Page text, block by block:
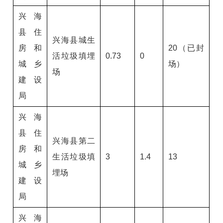
兴海
县住
房和
城乡
建设
局
兴海县城生
活垃圾填埋
场
0.73 0
20（已封
场）
兴海
县住
房和
城乡
建设
局
兴海县第二
生活垃圾填
埋场
3 1.4 13
兴海